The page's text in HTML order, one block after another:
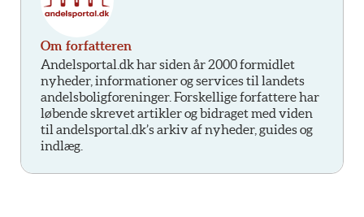
Om forfatteren
Andelsportal.dk har siden år 2000 formidlet
nyheder, informationer og services til landets
andelsboligforeninger. Forskellige forfattere har
løbende skrevet artikler og bidraget med viden
til andelsportal.dk’s arkiv af nyheder, guides og
indlæg.